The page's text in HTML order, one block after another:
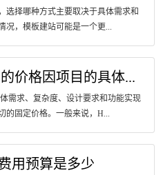
选择哪种方式主要取决于具体需求和
况，模板建站可能是一个更...
价格因项目的具体...
需求、复杂度、设计要求和功能实现
的固定价格。一般来说，H...
用预算是多少